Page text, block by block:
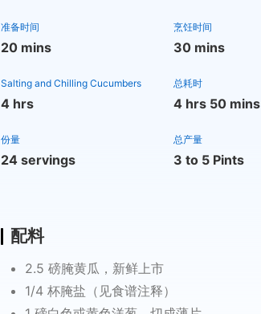
准备时间
20 mins
烹饪时间
30 mins
Salting and Chilling Cucumbers
4 hrs
总耗时
4 hrs 50 mins
份量
24 servings
总产量
3 to 5 Pints
配料
2.5 磅腌黄瓜，新鲜上市
1/4 杯腌盐（见食谱注释）